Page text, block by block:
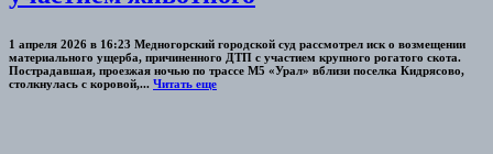
1 апреля 2026 в 16:23 Медногорский городской суд рассмотрел иск о возмещении
материального ущерба, причиненного ДТП с участием крупного рогатого скота.
Пострадавшая, проезжая ночью по трассе М5 «Урал» вблизи поселка Кидрясово,
столкнулась с коровой,... Читать еще